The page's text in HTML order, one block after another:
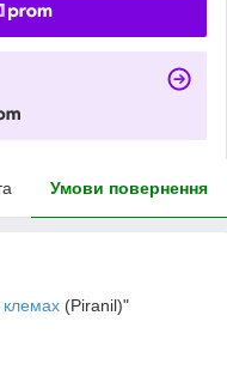
Умови повернення
клемах (Piranil)"